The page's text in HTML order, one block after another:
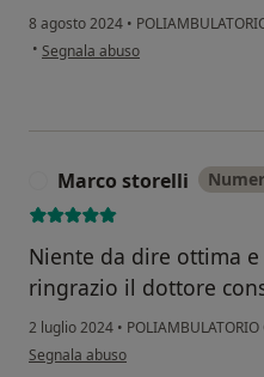
8 agosto 2024 •
• secondo l'opinione dell'utente
Segnala abuso
Marco storelli
Niente da dire ottima
ringrazio il dottore
2 luglio 2024 • POLIAMBULATORIO
secondo l'opinione dell'utente
Segnala abuso